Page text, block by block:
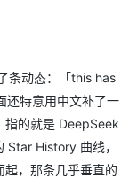
条动态：「this has
特意用中文补了一
的就是 DeepSeek
Star History 曲线，
起，那条几乎垂直的